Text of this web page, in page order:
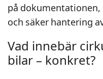
på
och säker hantering
Vad innebär
bilar – konkret?